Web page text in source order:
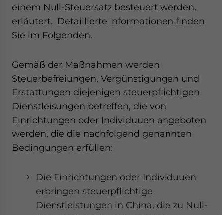
einem Null-Steuersatz besteuert werden,
erläutert. Detaillierte Informationen finden
Sie im Folgenden.
Gemäß der Maßnahmen werden
Steuerbefreiungen, Vergünstigungen und
Erstattungen diejenigen steuerpflichtigen
Dienstleisungen betreffen, die von
Einrichtungen oder Individuuen angeboten
werden, die die nachfolgend genannten
Bedingungen erfüllen:
Die Einrichtungen oder Individuuen
erbringen steuerpflichtige
Dienstleistungen in China, die zu Null-
website. Please send me business news and updates
for Asia!